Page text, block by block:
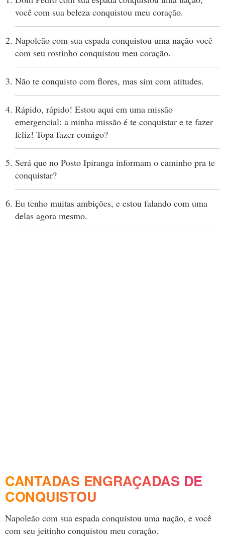
você com sua beleza conquistou meu coração.
Napoleão com sua espada conquistou uma nação você
com seu rostinho conquistou meu coração.
Não te conquisto com flores, mas sim com atitudes.
Rápido, rápido! Estou aqui em uma missão
emergencial: a minha missão é te conquistar e te fazer
feliz! Topa fazer comigo?
Será que no Posto Ipiranga informam o caminho pra te
conquistar?
Eu tenho muitas ambições, e estou falando com uma
delas agora mesmo.
CANTADAS ENGRAÇADAS DE
CONQUISTOU
Napoleão com sua espada conquistou uma nação, e você
com seu jeitinho conquistou meu coração.